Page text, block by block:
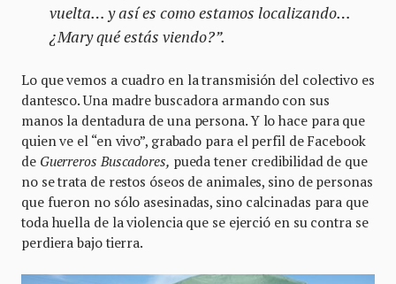
vuelta… y así es como estamos localizando…
¿Mary qué estás viendo?”.
Lo que vemos a cuadro en la transmisión del colectivo es
dantesco. Una madre buscadora armando con sus
manos la dentadura de una persona. Y lo hace para que
quien ve el “en vivo”, grabado para el perfil de Facebook
deGuerreros Buscadores, pueda tener credibilidad de que
no se trata de restos óseos de animales, sino de personas
que fueron no sólo asesinadas, sino calcinadas para que
toda huella de la violencia que se ejerció en su contra se
perdiera bajo tierra.